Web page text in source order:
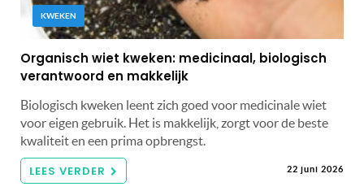
KWEKEN
Organisch wiet kweken: medicinaal, biologisch
verantwoord en makkelijk
Biologisch kweken leent zich goed voor medicinale wiet
voor eigen gebruik. Het is makkelijk, zorgt voor de beste
kwaliteit en een prima opbrengst.
LEES VERDER 22 juni 2026